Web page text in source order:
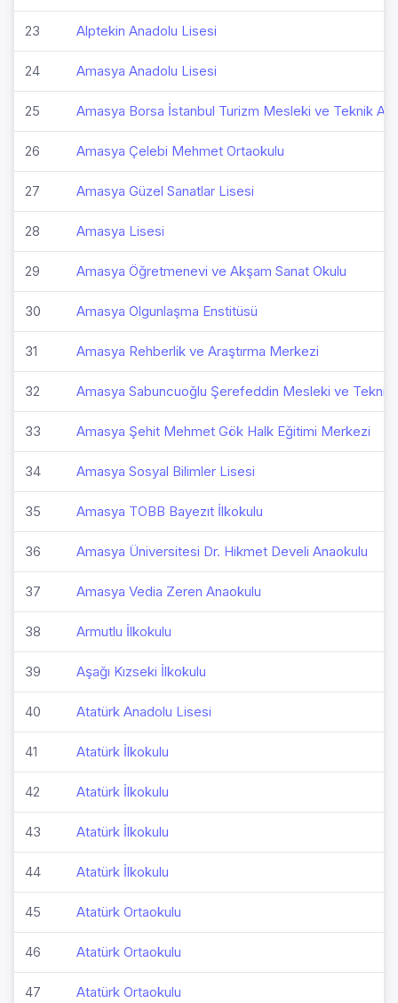
23 Alptekin Anadolu Lisesi
24 Amasya Anadolu Lisesi
25 Amasya Borsa İstanbul Turizm Mesleki ve Teknik
26 Amasya Çelebi Mehmet Ortaokulu
27 Amasya Güzel Sanatlar Lisesi
28 Amasya Lisesi
29 Amasya Öğretmenevi ve Akşam Sanat Okulu
30 Amasya Olgunlaşma Enstitüsü
31 Amasya Rehberlik ve Araştırma Merkezi
32 Amasya Sabuncuoğlu Şerefeddin Mesleki ve Teknik
33 Amasya Şehit Mehmet Gök Halk Eğitimi Merkezi
34 Amasya Sosyal Bilimler Lisesi
35 Amasya TOBB Bayezıt İlkokulu
36 Amasya Üniversitesi Dr. Hikmet Develi Anaokulu
37 Amasya Vedia Zeren Anaokulu
38 Armutlu İlkokulu
39 Aşağı Kızseki İlkokulu
40 Atatürk Anadolu Lisesi
41 Atatürk İlkokulu
42 Atatürk İlkokulu
43 Atatürk İlkokulu
44 Atatürk İlkokulu
45 Atatürk Ortaokulu
46 Atatürk Ortaokulu
47 Atatürk Ortaokulu